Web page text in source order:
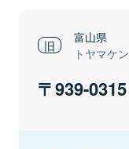
富山県
トヤマケン
939-0315